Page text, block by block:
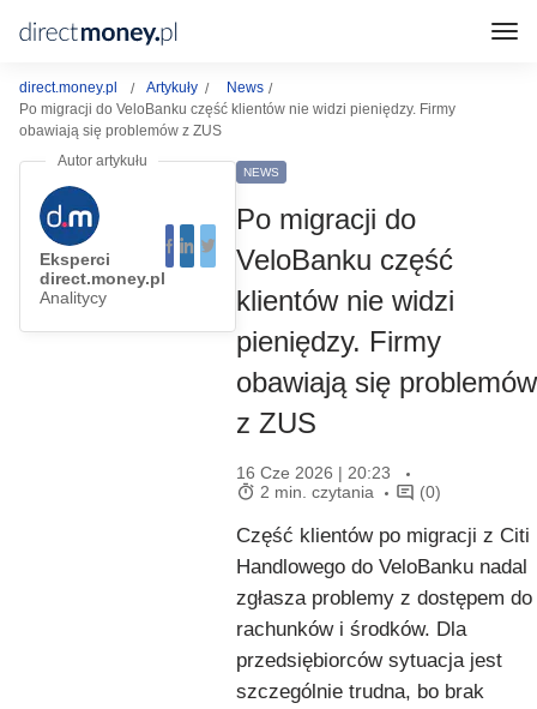
direct.money.pl Artykuły
News
Po migracji do VeloBanku część klientów nie widzi pieniędzy. Firmy
obawiają się problemów z ZUS
Eksperci
direct.money.pl
Analitycy
NEWS
Po migracji do
VeloBanku część
klientów nie widzi
pieniędzy. Firmy
obawiają się problemów
z ZUS
16 Cze 2026 | 20:23
2 min. czytania
(0)
Część klientów po migracji z Citi
Handlowego do VeloBanku nadal
zgłasza problemy z dostępem do
rachunków i środków. Dla
przedsiębiorców sytuacja jest
szczególnie trudna, bo brak